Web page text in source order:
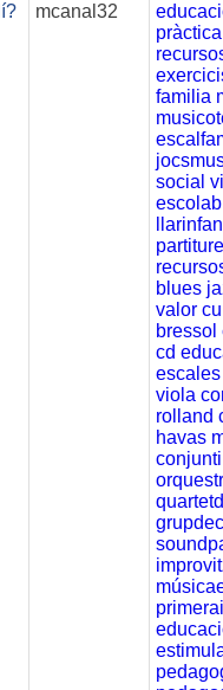
mcanal32
pràctica
familia
social
blues
valor
bressol
cd
escales
viola
rolland
havas